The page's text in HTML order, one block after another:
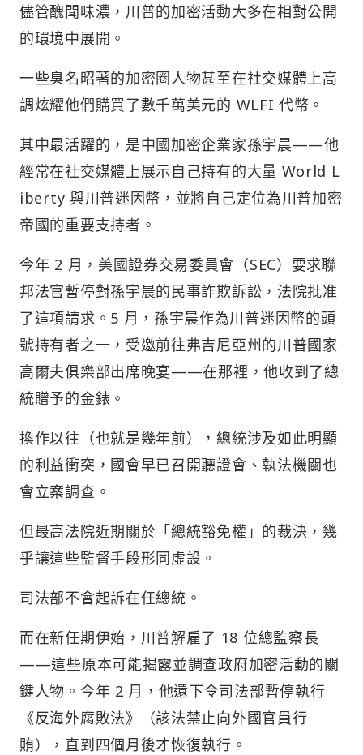
儘管醜聞味濃，川普的加密活動大多在相對公開
的環境中展開。
一些臭名昭著的加密圈人物甚至在社交媒體上高
調炫耀他們購買了數千萬美元的 WLFI 代幣。
其中最活躍的，是中國加密企業家孫宇晨——他
經常在社交媒體上展示自己持有的大量 World L
iberty 與川普迷因幣，並將自己定位為川普加密
帝國的重要支持者。
今年 2 月，美國證券交易委員會（SEC）要求聯
邦法官暫停對孫宇晨的民事詐欺訴訟，法院批准
了這項請求。5 月，孫宇晨作為川普迷因幣的頭
號持有者之一，受邀前往弗吉尼亞州的川普國家
高爾夫俱樂部出席晚宴——在那裡，他收到了總
統贈予的金錶。
換作以往（也就是幾年前），總統涉及如此明顯
的利益衝突，國會早已召開聽證會、執法機關也
會立案調查。
但最高法院近期關於「總統豁免權」的裁決，幾
乎讓這些監督手段形同虛設。
司法部不會起訴在任總統。
而在新任期伊始，川普解雇了 18 位總監察長
——這些原本可能揭露並調查政府加密活動的關
鍵人物。今年 2 月，他還下令司法部暫停執行
《反海外腐敗法》（該法禁止向外國官員行
賄），直到四個月後才恢復執行。